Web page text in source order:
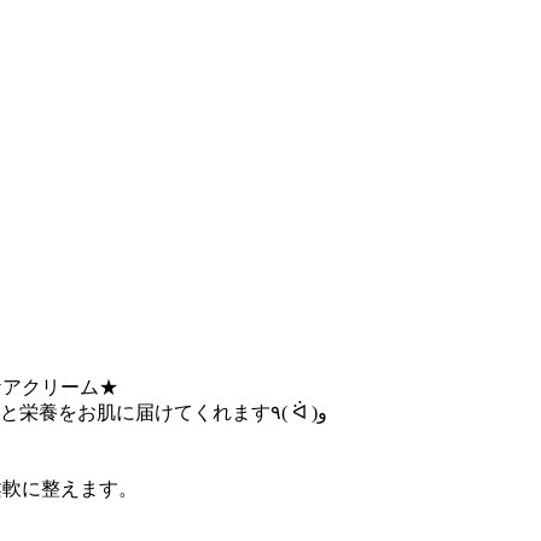
アクリーム★
フィフローとは酸素を含み､素早く角質層へ浸透し､ナノスフィアがお肌に長時間滞在とどまり､年齢と共に不足していく酸素と栄養をお肌に届けてくれます٩( ᐛ )و
に整えます。